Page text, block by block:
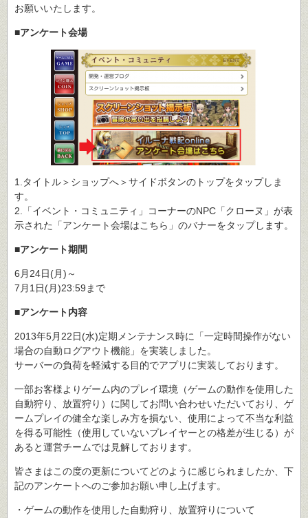
お願いいたします。
■アンケート会場
1.タイトル＞ショップへ＞サイドボタンのトップをタップしま
す。
2.「イベント・コミュニティ」コーナーのNPC「クローヌ」が表
示された「アンケート会場はこちら」のバナーをタップします。
■アンケート期間
6月24日(月)～
7月1日(月)23:59まで
■アンケート内容
2013年5月22日(水)定期メンテナンス時に「一定時間操作がない
場合の自動ログアウト機能」を実装しました。
サーバーの負荷を軽減する目的でアプリに実装しております。
一部お客様よりゲーム内のプレイ環境（ゲームの動作を使用した
自動狩り、放置狩り）に関してお問い合わせいただいており、ゲ
ームプレイの健全な楽しみ方を損ない、使用によって不当な利益
を得る可能性（使用していないプレイヤーとの格差が生じる）が
あると運営チームでは見解しております。
皆さまはこの度の更新についてどのように感じられましたか、下
記のアンケートへのご参加お願い申し上げます。
・ゲームの動作を使用した自動狩り、放置狩りについて